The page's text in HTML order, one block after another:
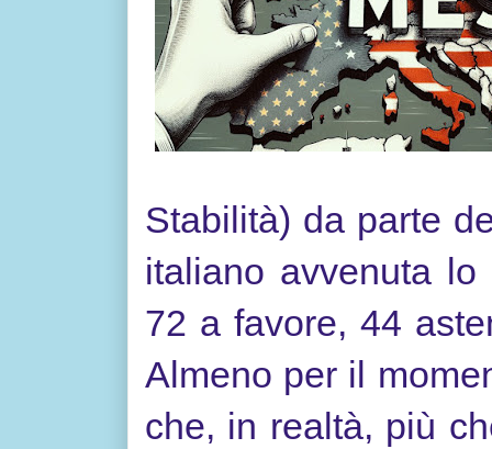
Stabilità) da parte
italiano avvenuta
72 a favore, 44
Almeno per il
che, in realtà, più